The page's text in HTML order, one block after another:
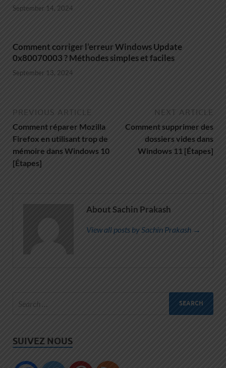
September 14, 2024
Comment corriger l’erreur Windows Update
0x80070003 ? Méthodes simples et faciles
September 13, 2024
PREVIOUS ARTICLE
Comment réparer Mozilla
Firefox en utilisant trop de
mémoire dans Windows 10
[Étapes]
NEXT ARTICLE
Comment supprimer des
dossiers vides dans
Windows 11 [Étapes]
About Sachin Prakash
View all posts by Sachin Prakash →
SUIVEZ NOUS